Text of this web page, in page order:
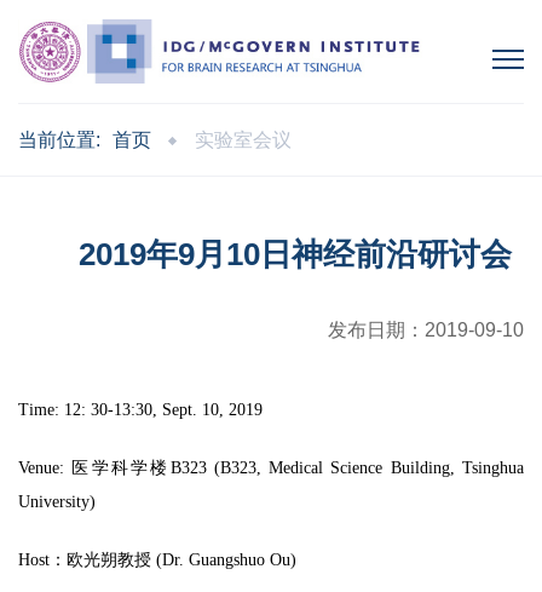
当前位置: 首页 实验室会议
2019年9月10日神经前沿研讨会
发布日期： 2019-09-10
Time: 12: 30-13:30, Sept. 10, 2019
Venue: 医学科学楼B323 (B323, Medical Science Building, Tsinghua
University)
Host：欧光朔教授 (Dr. Guangshuo Ou)